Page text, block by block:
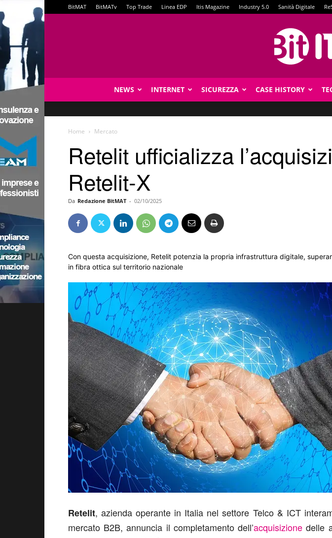
BitMAT BitMATv Top Trade Linea EDP Itis Magazine Industry 5.0 Sanità Digitale
NEWS INTERNET SICUREZZA CASE HISTORY
Home Mercato
Retelit ufficializza
Retelit-X
Da Redazione BitMAT - 02/10/2025
Con questa acquisizione, Retelit potenzia la propria infrastruttura digitale,
in fibra ottica sul territorio nazionale
Retelit, azienda operante in Italia nel settore Telco & ICT
mercato B2B, annuncia il completamento dell’acquisizione delle